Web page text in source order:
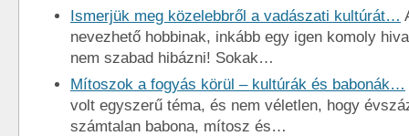
Ismerjük meg közelebbről a vadászati kultúrát…
nevezhető hobbinak, inkább egy igen komoly
nem szabad hibázni! Sokak…
Mítoszok a fogyás körül – kultúrák és babonák…
volt egyszerű téma, és nem véletlen, hogy
számtalan babona, mítosz és…